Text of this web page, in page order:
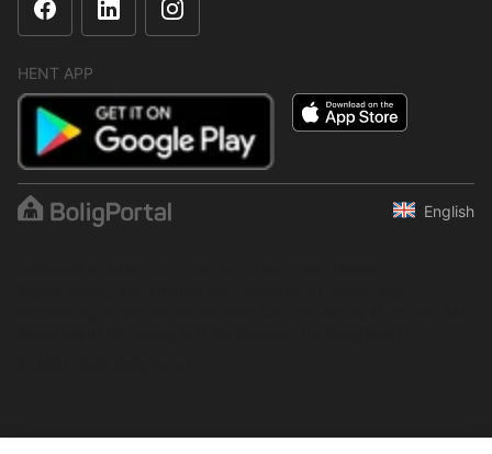
HENT APP
English